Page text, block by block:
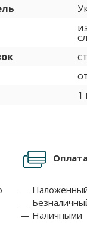
1
—
—
— Наличными